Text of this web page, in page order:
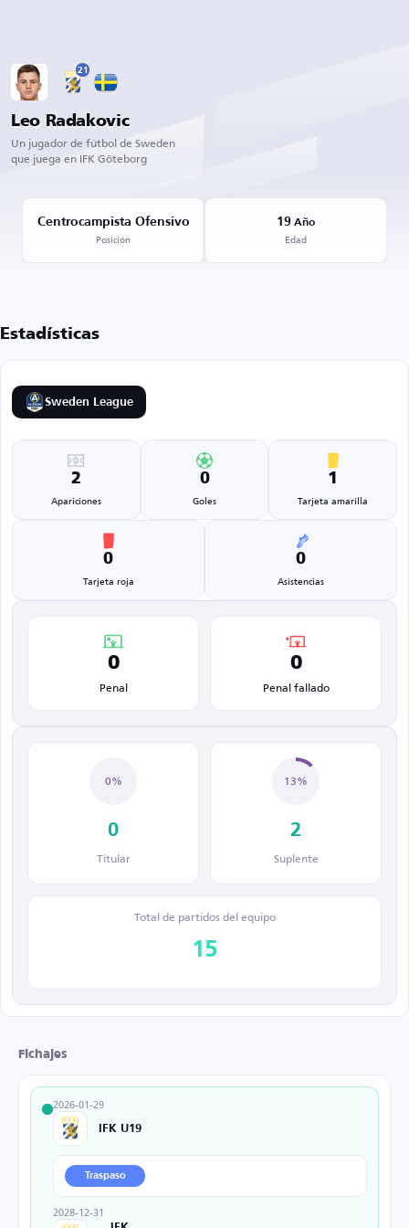
21
Leo Radakovic
Un jugador de fútbol de Sweden
que juega en IFK Göteborg
Centrocampista Ofensivo
Posición
19 Año
Edad
Estadísticas
Sweden League
2
Apariciones
0
Goles
1
Tarjeta amarilla
0
Tarjeta roja
0
Asistencias
0
Penal
0
Penal fallado
0%
0
Titular
13%
2
Suplente
Total de partidos del equipo
15
Fichajes
2026-01-29
IFK U19
Traspaso
2028-12-31